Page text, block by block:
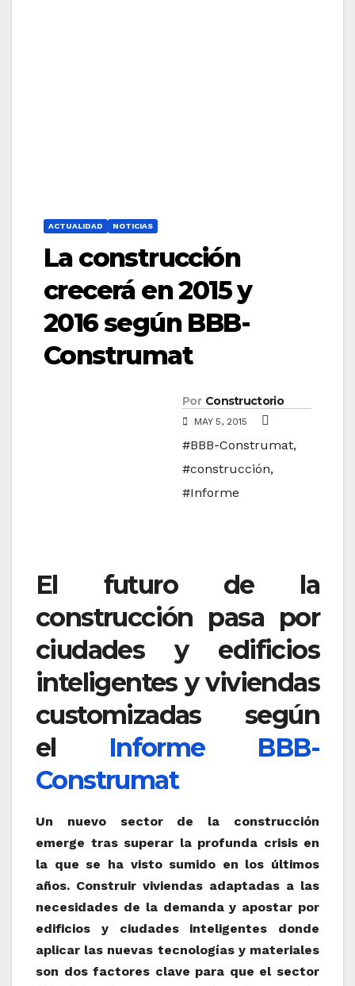
ACTUALIDAD NOTICIAS
La construcción
crecerá en 2015 y
2016 según BBB-
Construmat
Por Constructorio
MAY 5, 2015
#BBB-Construmat,
#construcción,
#Informe
El futuro de la
construcción pasa por
ciudades y edificios
inteligentes y viviendas
customizadas según
el Informe BBB-
Construmat
Un nuevo sector de la construcción
emerge tras superar la profunda crisis en
la que se ha visto sumido en los últimos
años. Construir viviendas adaptadas a las
necesidades de la demanda y apostar por
edificios y ciudades inteligentes donde
aplicar las nuevas tecnologías y materiales
son dos factores clave para que el sector